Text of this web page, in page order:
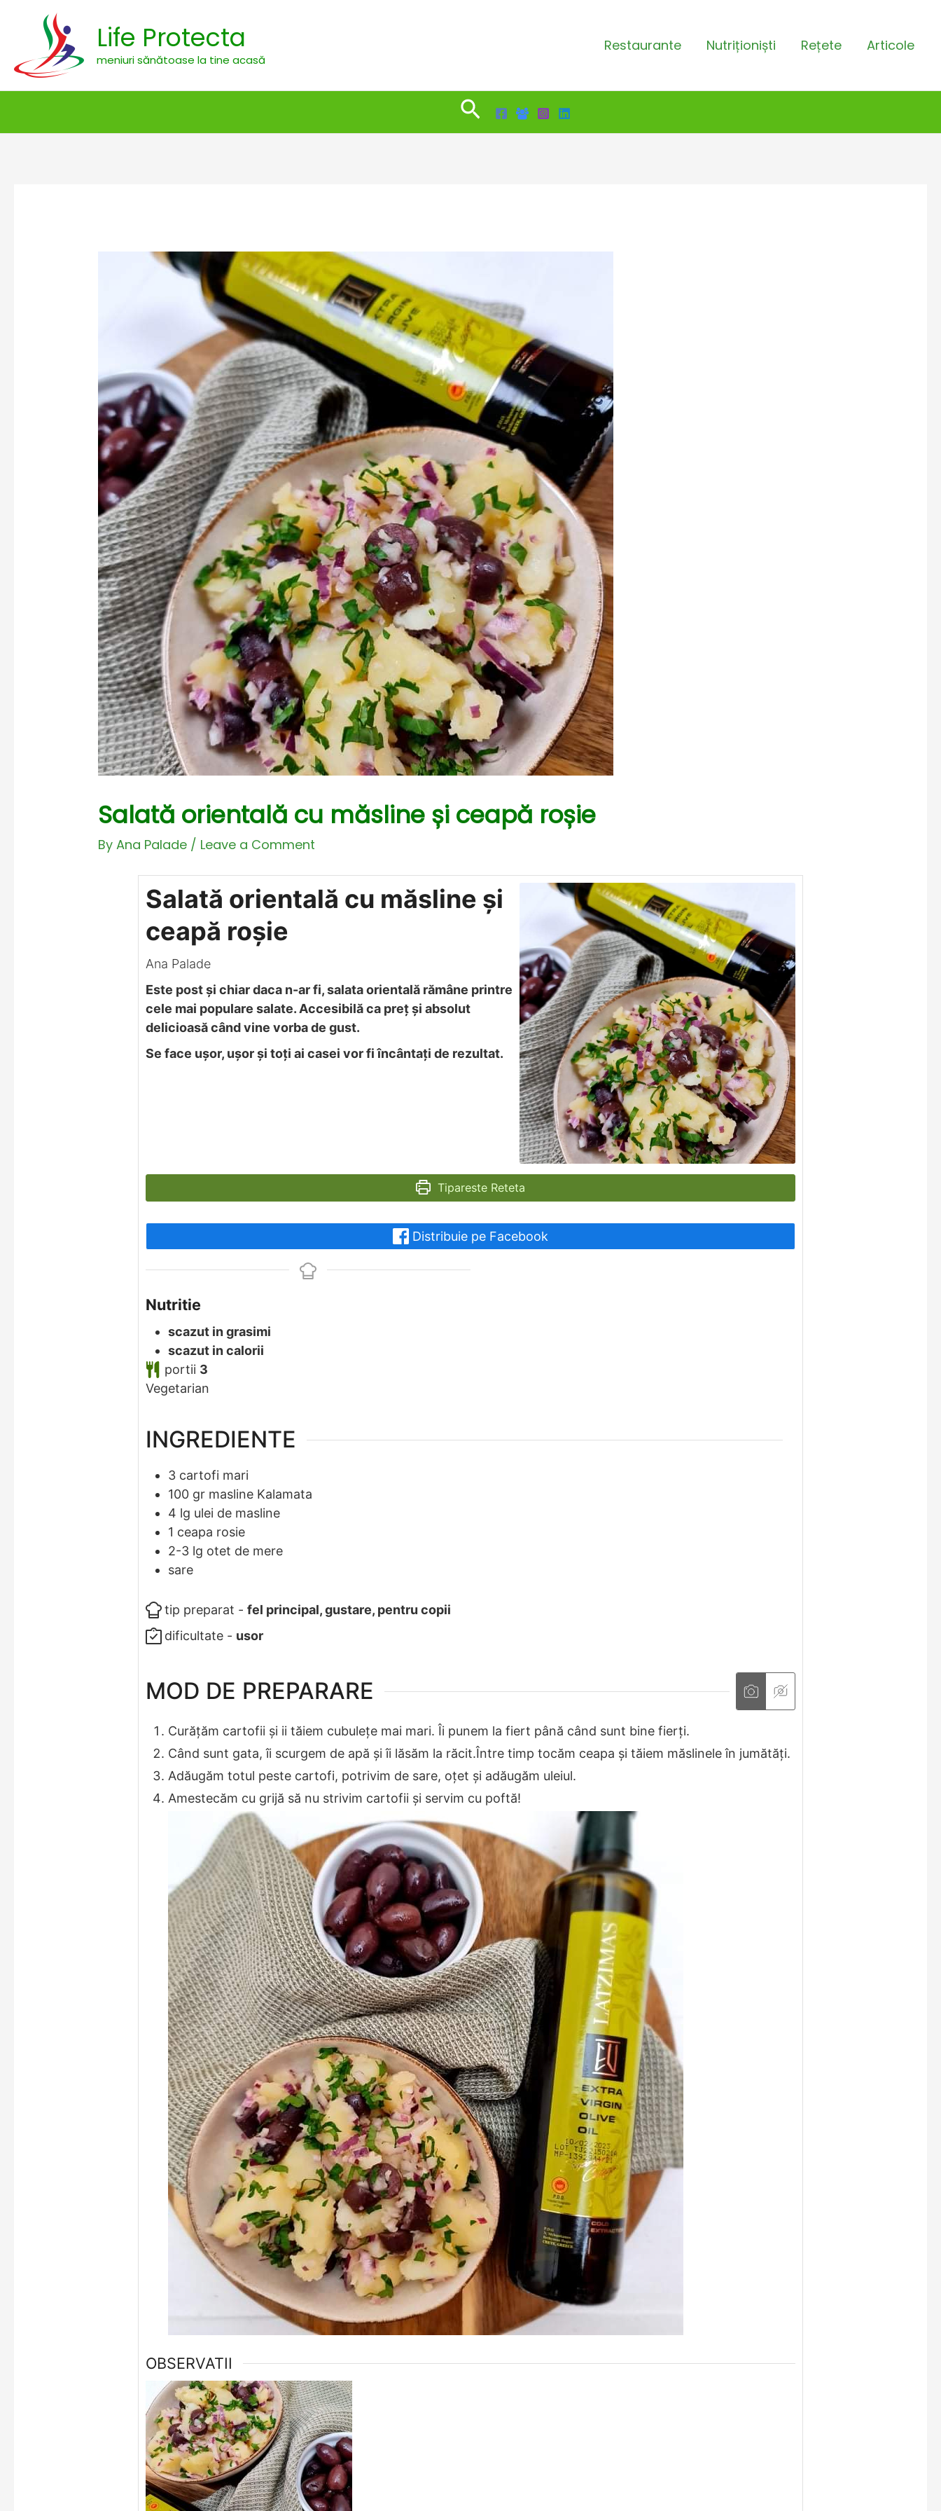
Life Protecta
meniuri sănătoase la tine acasă
Restaurante Nutriționiști Rețete Articole
Search
Salată orientală cu măsline și ceapă roșie
ByAna Palade / Leave a Comment
Salată orientală cu măsline și
ceapă roșie
Ana Palade
Este post și chiar daca n-ar fi, salata orientală rămâne printre
cele mai populare salate. Accesibilă ca preț și absolut
delicioasă când vine vorba de gust.
Se face ușor, ușor și toți ai casei vor fi încântați de rezultat.
Tipareste Reteta
Distribuie pe Facebook
Nutritie
scazut in grasimi
scazut in calorii
portii 3
Vegetarian
INGREDIENTE
3 cartofi mari
100 gr masline Kalamata
4 lg ulei de masline
1 ceapa rosie
2-3 lg otet de mere
sare
tip preparat -fel principal, gustare, pentru copii
dificultate - usor
MOD DE PREPARARE
Curățăm cartofii și ii tăiem cubulețe mai mari. Îi punem la fiert până când sunt bine fierți.
Când sunt gata, îi scurgem de apă și îi lăsăm la răcit.Între timp tocăm ceapa și tăiem măslinele în jumătăți.
Adăugăm totul peste cartofi, potrivim de sare, oțet și adăugăm uleiul.
Amestecăm cu grijă să nu strivim cartofii și servim cu poftă!
OBSERVATII